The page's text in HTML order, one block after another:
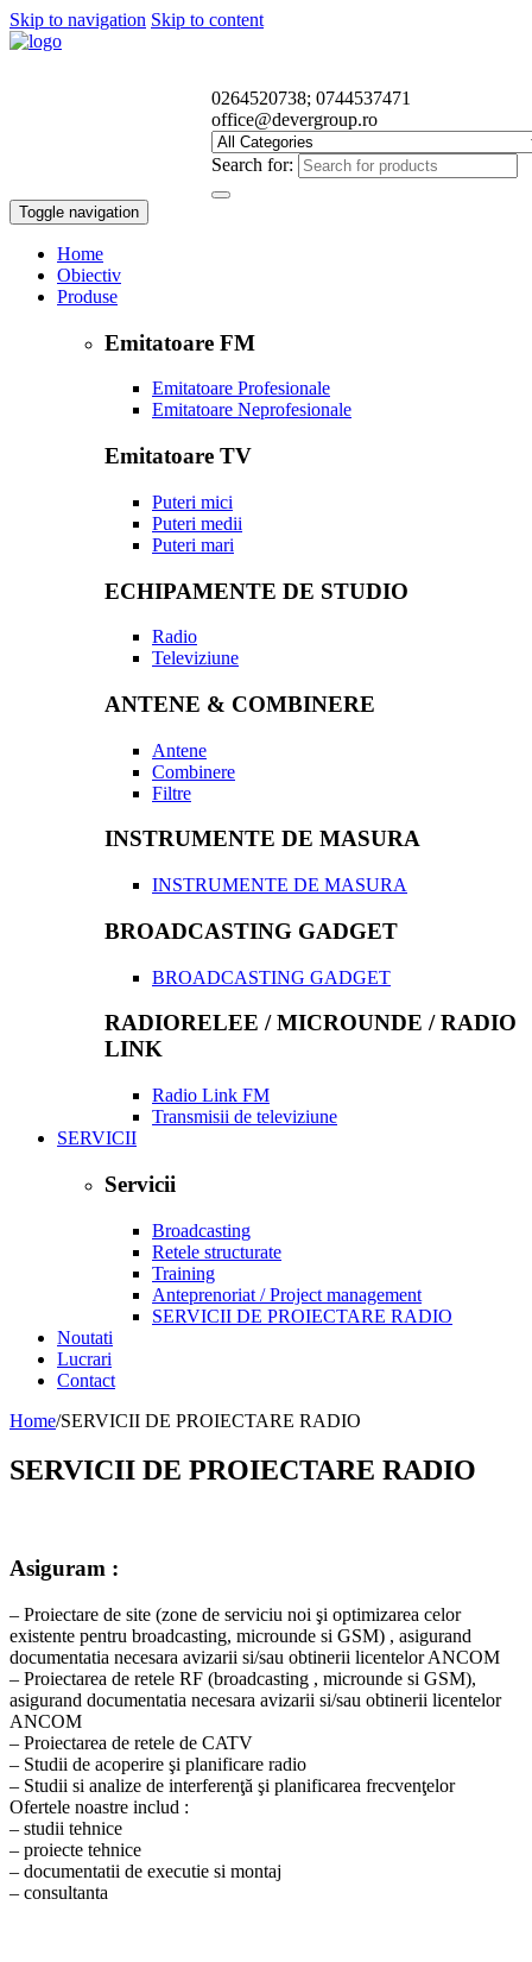
Skip to navigation Skip to content
0264520738; 0744537471
office@devergroup.ro
Search for:
Toggle navigation
Home
Obiectiv
Produse
Emitatoare FM
Emitatoare Profesionale
Emitatoare Neprofesionale
Emitatoare TV
Puteri mici
Puteri medii
Puteri mari
ECHIPAMENTE DE STUDIO
Radio
Televiziune
ANTENE & COMBINERE
Antene
Combinere
Filtre
INSTRUMENTE DE MASURA
INSTRUMENTE DE MASURA
BROADCASTING GADGET
BROADCASTING GADGET
RADIORELEE / MICROUNDE / RADIO
LINK
Radio Link FM
Transmisii de televiziune
SERVICII
Servicii
Broadcasting
Retele structurate
Training
Anteprenoriat / Project management
SERVICII DE PROIECTARE RADIO
Noutati
Lucrari
Contact
Home/SERVICII DE PROIECTARE RADIO
SERVICII DE PROIECTARE RADIO
Asiguram :
– Proiectare de site (zone de serviciu noi şi optimizarea celor
existente pentru broadcasting, microunde si GSM) , asigurand
documentatia necesara avizarii si/sau obtinerii licentelor ANCOM
– Proiectarea de retele RF (broadcasting , microunde si GSM),
asigurand documentatia necesara avizarii si/sau obtinerii licentelor
ANCOM
– Proiectarea de retele de CATV
– Studii de acoperire şi planificare radio
– Studii si analize de interferenţă şi planificarea frecvenţelor
Ofertele noastre includ :
– studii tehnice
– proiecte tehnice
– documentatii de executie si montaj
– consultanta